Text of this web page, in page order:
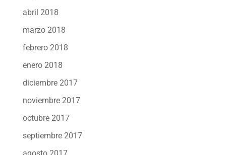
abril 2018
marzo 2018
febrero 2018
enero 2018
diciembre 2017
noviembre 2017
octubre 2017
septiembre 2017
agosto 2017